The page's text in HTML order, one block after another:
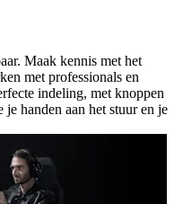
Maak kennis met het
met professionals en
indeling, met knoppen
handen aan het stuur en je